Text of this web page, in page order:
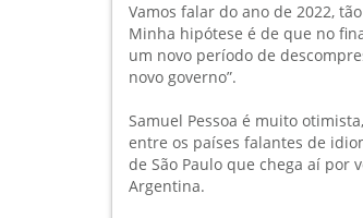
Vamos falar do ano de 2022,
Minha hipótese é de que no
um novo período de
novo governo”.
Samuel Pessoa é muito
entre os países falantes de
de São Paulo que chega aí por
Argentina.